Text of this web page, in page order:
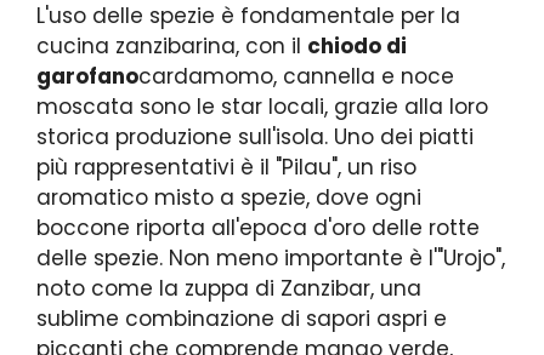
L'uso delle spezie è fondamentale per la
cucina zanzibarina, con il chiodo di
garofanocardamomo, cannella e noce
moscata sono le star locali, grazie alla loro
storica produzione sull'isola. Uno dei piatti
più rappresentativi è il "Pilau", un riso
aromatico misto a spezie, dove ogni
boccone riporta all'epoca d'oro delle rotte
delle spezie. Non meno importante è l'"Urojo",
noto come la zuppa di Zanzibar, una
sublime combinazione di sapori aspri e
piccanti che comprende mango verde,